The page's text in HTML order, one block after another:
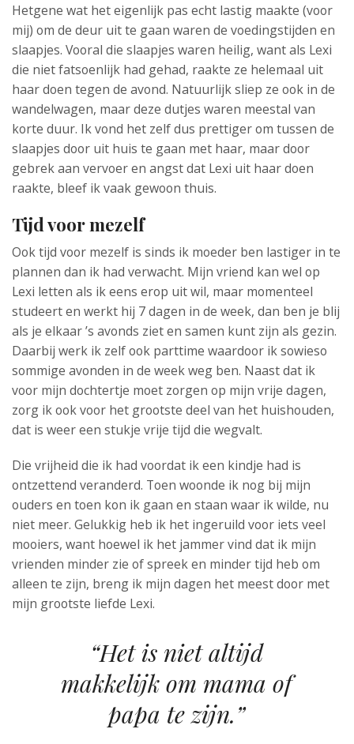
Hetgene wat het eigenlijk pas echt lastig maakte (voor
mij) om de deur uit te gaan waren de voedingstijden en
slaapjes. Vooral die slaapjes waren heilig, want als Lexi
die niet fatsoenlijk had gehad, raakte ze helemaal uit
haar doen tegen de avond. Natuurlijk sliep ze ook in de
wandelwagen, maar deze dutjes waren meestal van
korte duur. Ik vond het zelf dus prettiger om tussen de
slaapjes door uit huis te gaan met haar, maar door
gebrek aan vervoer en angst dat Lexi uit haar doen
raakte, bleef ik vaak gewoon thuis.
Tijd voor mezelf
Ook tijd voor mezelf is sinds ik moeder ben lastiger in te
plannen dan ik had verwacht. Mijn vriend kan wel op
Lexi letten als ik eens erop uit wil, maar momenteel
studeert en werkt hij 7 dagen in de week, dan ben je blij
als je elkaar ’s avonds ziet en samen kunt zijn als gezin.
Daarbij werk ik zelf ook parttime waardoor ik sowieso
sommige avonden in de week weg ben. Naast dat ik
voor mijn dochtertje moet zorgen op mijn vrije dagen,
zorg ik ook voor het grootste deel van het huishouden,
dat is weer een stukje vrije tijd die wegvalt.
Die vrijheid die ik had voordat ik een kindje had is
ontzettend veranderd. Toen woonde ik nog bij mijn
ouders en toen kon ik gaan en staan waar ik wilde, nu
niet meer. Gelukkig heb ik het ingeruild voor iets veel
mooiers, want hoewel ik het jammer vind dat ik mijn
vrienden minder zie of spreek en minder tijd heb om
alleen te zijn, breng ik mijn dagen het meest door met
mijn grootste liefde Lexi.
“Het is niet altijd
makkelijk om mama of
papa te zijn.”